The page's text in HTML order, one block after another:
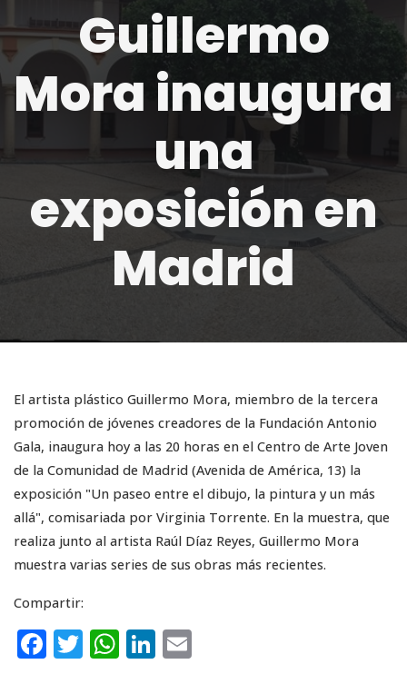
Guillermo
Mora inaugura
una
exposición en
Madrid
El artista plástico Guillermo Mora, miembro de la tercera
promoción de jóvenes creadores de la Fundación Antonio
Gala, inaugura hoy a las 20 horas en el Centro de Arte Joven
de la Comunidad de Madrid (Avenida de América, 13) la
exposición "Un paseo entre el dibujo, la pintura y un más
allá", comisariada por Virginia Torrente. En la muestra, que
realiza junto al artista Raúl Díaz Reyes, Guillermo Mora
muestra varias series de sus obras más recientes.
Compartir:
F T W Li